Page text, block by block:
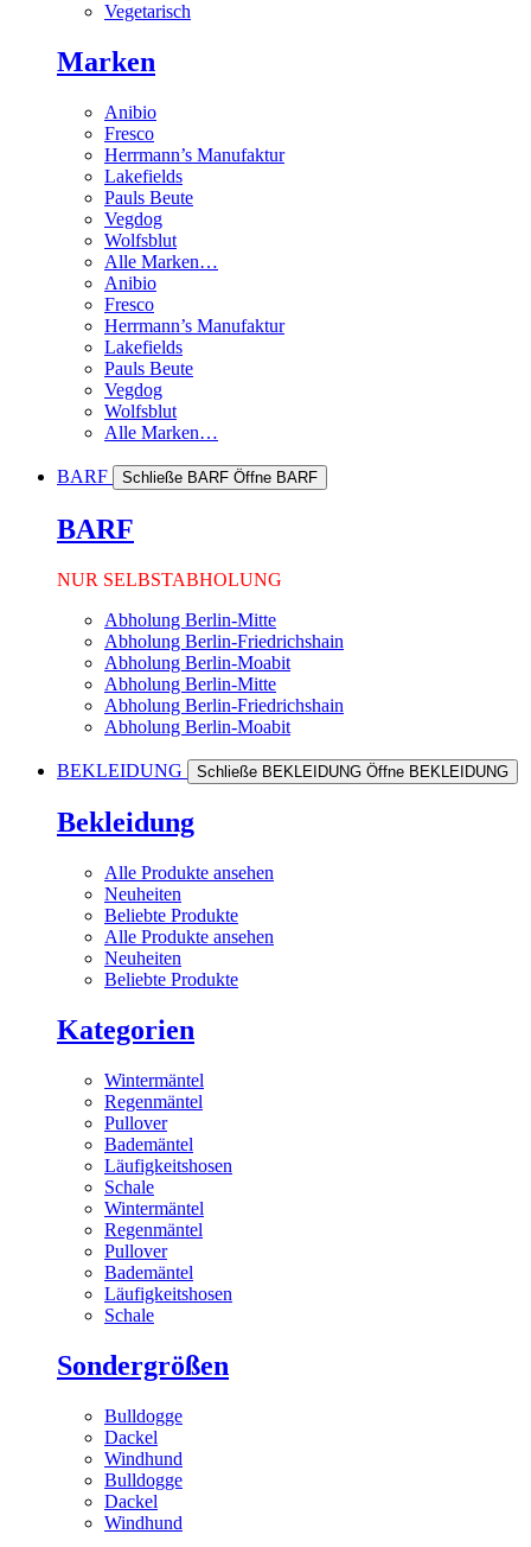
Vegetarisch
Marken
Anibio
Fresco
Herrmann’s Manufaktur
Lakefields
Pauls Beute
Vegdog
Wolfsblut
Alle Marken…
Anibio
Fresco
Herrmann’s Manufaktur
Lakefields
Pauls Beute
Vegdog
Wolfsblut
Alle Marken…
BARF Schließe BARF Öffne BARF
BARF
NUR SELBSTABHOLUNG
Abholung Berlin-Mitte
Abholung Berlin-Friedrichshain
Abholung Berlin-Moabit
Abholung Berlin-Mitte
Abholung Berlin-Friedrichshain
Abholung Berlin-Moabit
BEKLEIDUNG Schließe BEKLEIDUNG Öffne BEKLEIDUNG
Bekleidung
Alle Produkte ansehen
Neuheiten
Beliebte Produkte
Alle Produkte ansehen
Neuheiten
Beliebte Produkte
Kategorien
Wintermäntel
Regenmäntel
Pullover
Bademäntel
Läufigkeitshosen
Schale
Wintermäntel
Regenmäntel
Pullover
Bademäntel
Läufigkeitshosen
Schale
Sondergrößen
Bulldogge
Dackel
Windhund
Bulldogge
Dackel
Windhund